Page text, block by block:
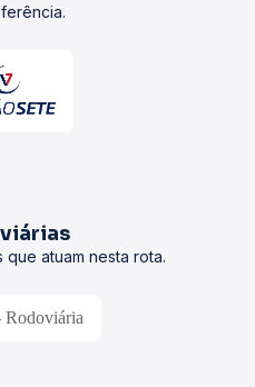
atuam nesta rota.
Rodoviária